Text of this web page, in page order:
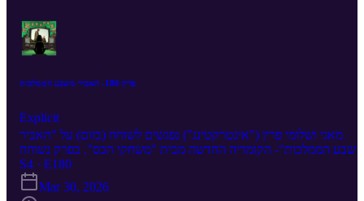
פרק 180- האביר משבע הממלכות
Explicit
מאגי ושלומי פרין ("אינטרקטינג") נפגשים לשוחח (בזום) על "האביר
משבע הממלכות"- הקומדיה החדשה מבית "משחקי הכס". בפרק נשוחח
ילדים חכמים מידי, שושלת טרגריאן הדפוקה, כמה ממלכות יש בעצם,
מה צריך מלך טוב, קומדיה או לא קומדיה, נרטון עוד קצת על העונות
S4 · E180
Mar 30, 2026